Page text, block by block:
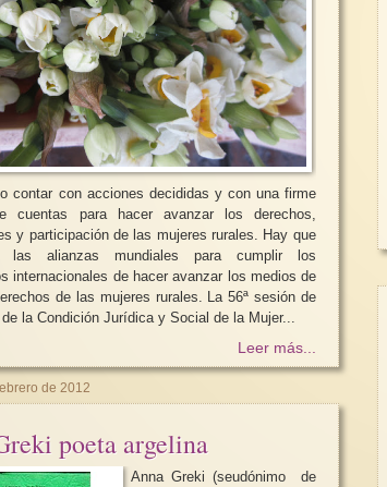
contar con acciones decididas y con una firme
cuentas para hacer avanzar los derechos,
y participación de las mujeres rurales. Hay que
las alianzas mundiales para cumplir los
internacionales de hacer avanzar los medios de
de las mujeres rurales. La 56ª sesión de
de la Condición Jurídica y Social de la Mujer...
Leer más...
de 2012
poeta argelina
Anna Greki (seudónimo de